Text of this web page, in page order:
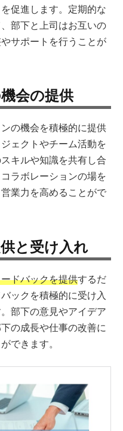
促進します。定期的な
部下と上司はお互いの
サポートを行うことが
会の提供
の機会を積極的に提供
ェクトやチーム活動を
キルや知識を共有し合
ラボレーションの場を
業力を高めることがで
と受け入れ
ドバックを提供するだ
ックを積極的に受け入
部下の意見やアイデア
の成長や仕事の改善に
できます。